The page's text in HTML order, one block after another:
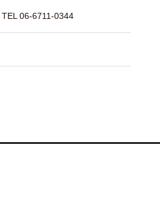
06-6711-0344